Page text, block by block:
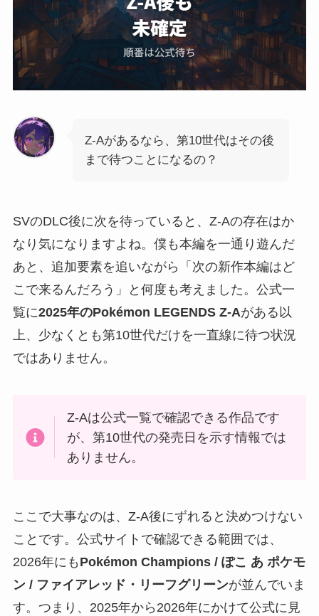
Z-Aがあるなら、第10世代はその後
まで待つことになるの？
SVのDLC後に次を待っていると、Z-Aの存在はか
なり気になりますよね。僕も本編を一通り遊んだ
あと、追加要素を追いながら「次の新作本編はど
こで来るんだろう」と何度も考えました。公式一
覧に2025年のPokémon LEGENDS Z-Aがある以
上、少なくとも第10世代だけを一直線に待つ状況
ではありません。
Z-Aは公式一覧で確認できる作品です
が、第10世代の発売日を示す情報では
ありません。
ここで大事なのは、Z-A後にずれると決めつけない
ことです。公式サイトで確認できる範囲では、
2026年にも Pokémon Champions / ぽこ あ ポケモ
ン / ファイアレッド・リーフグリーンが並んでいま
す。つまり、2025年から2026年にかけて公式に見